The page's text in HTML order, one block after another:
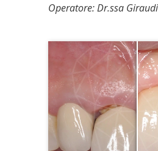
Operatore: Dr.ssa Giraudi